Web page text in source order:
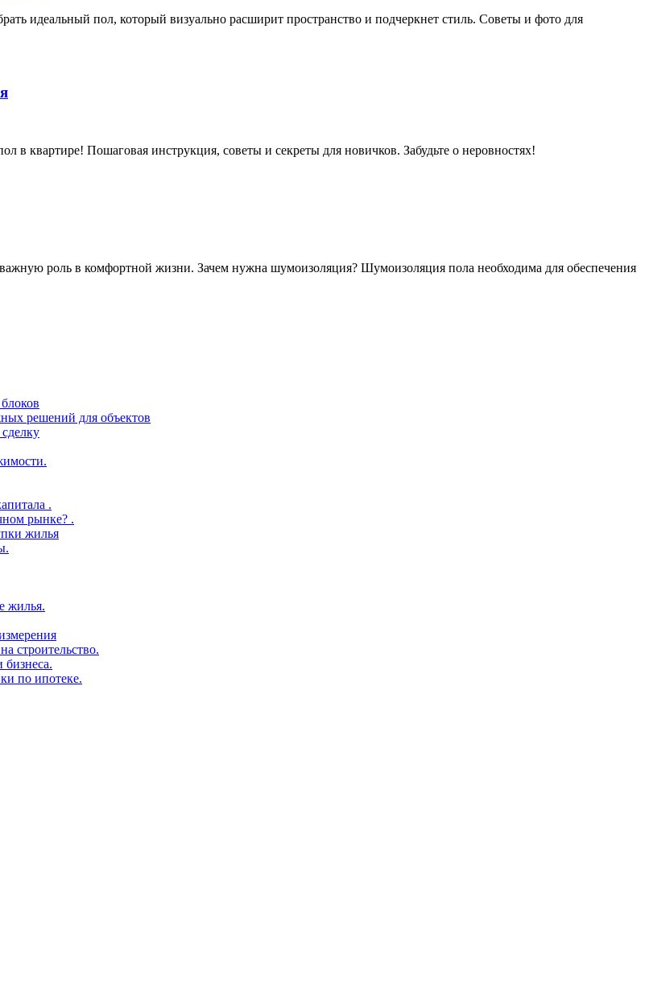
идеальный пол, который визуально расширит пространство и подчеркнет стиль. Советы и фото для
в квартире! Пошаговая инструкция, советы и секреты для новичков. Забудьте о неровностях!
роль в комфортной жизни. Зачем нужна шумоизоляция? Шумоизоляция пола необходима для обеспечения
решений для объектов
.
рынке? .
жилья
жилья.
строительство.
бизнеса.
по ипотеке.